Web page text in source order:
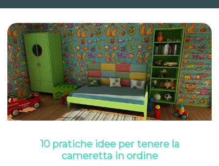
10 pratiche idee per tenere la
cameretta in ordine